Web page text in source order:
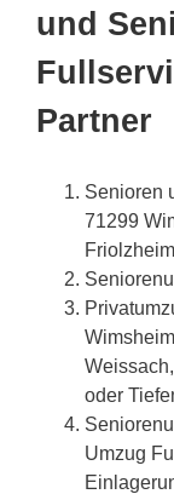
und
Partner
Senioren
71299
Friolzheim
oder
Umzug